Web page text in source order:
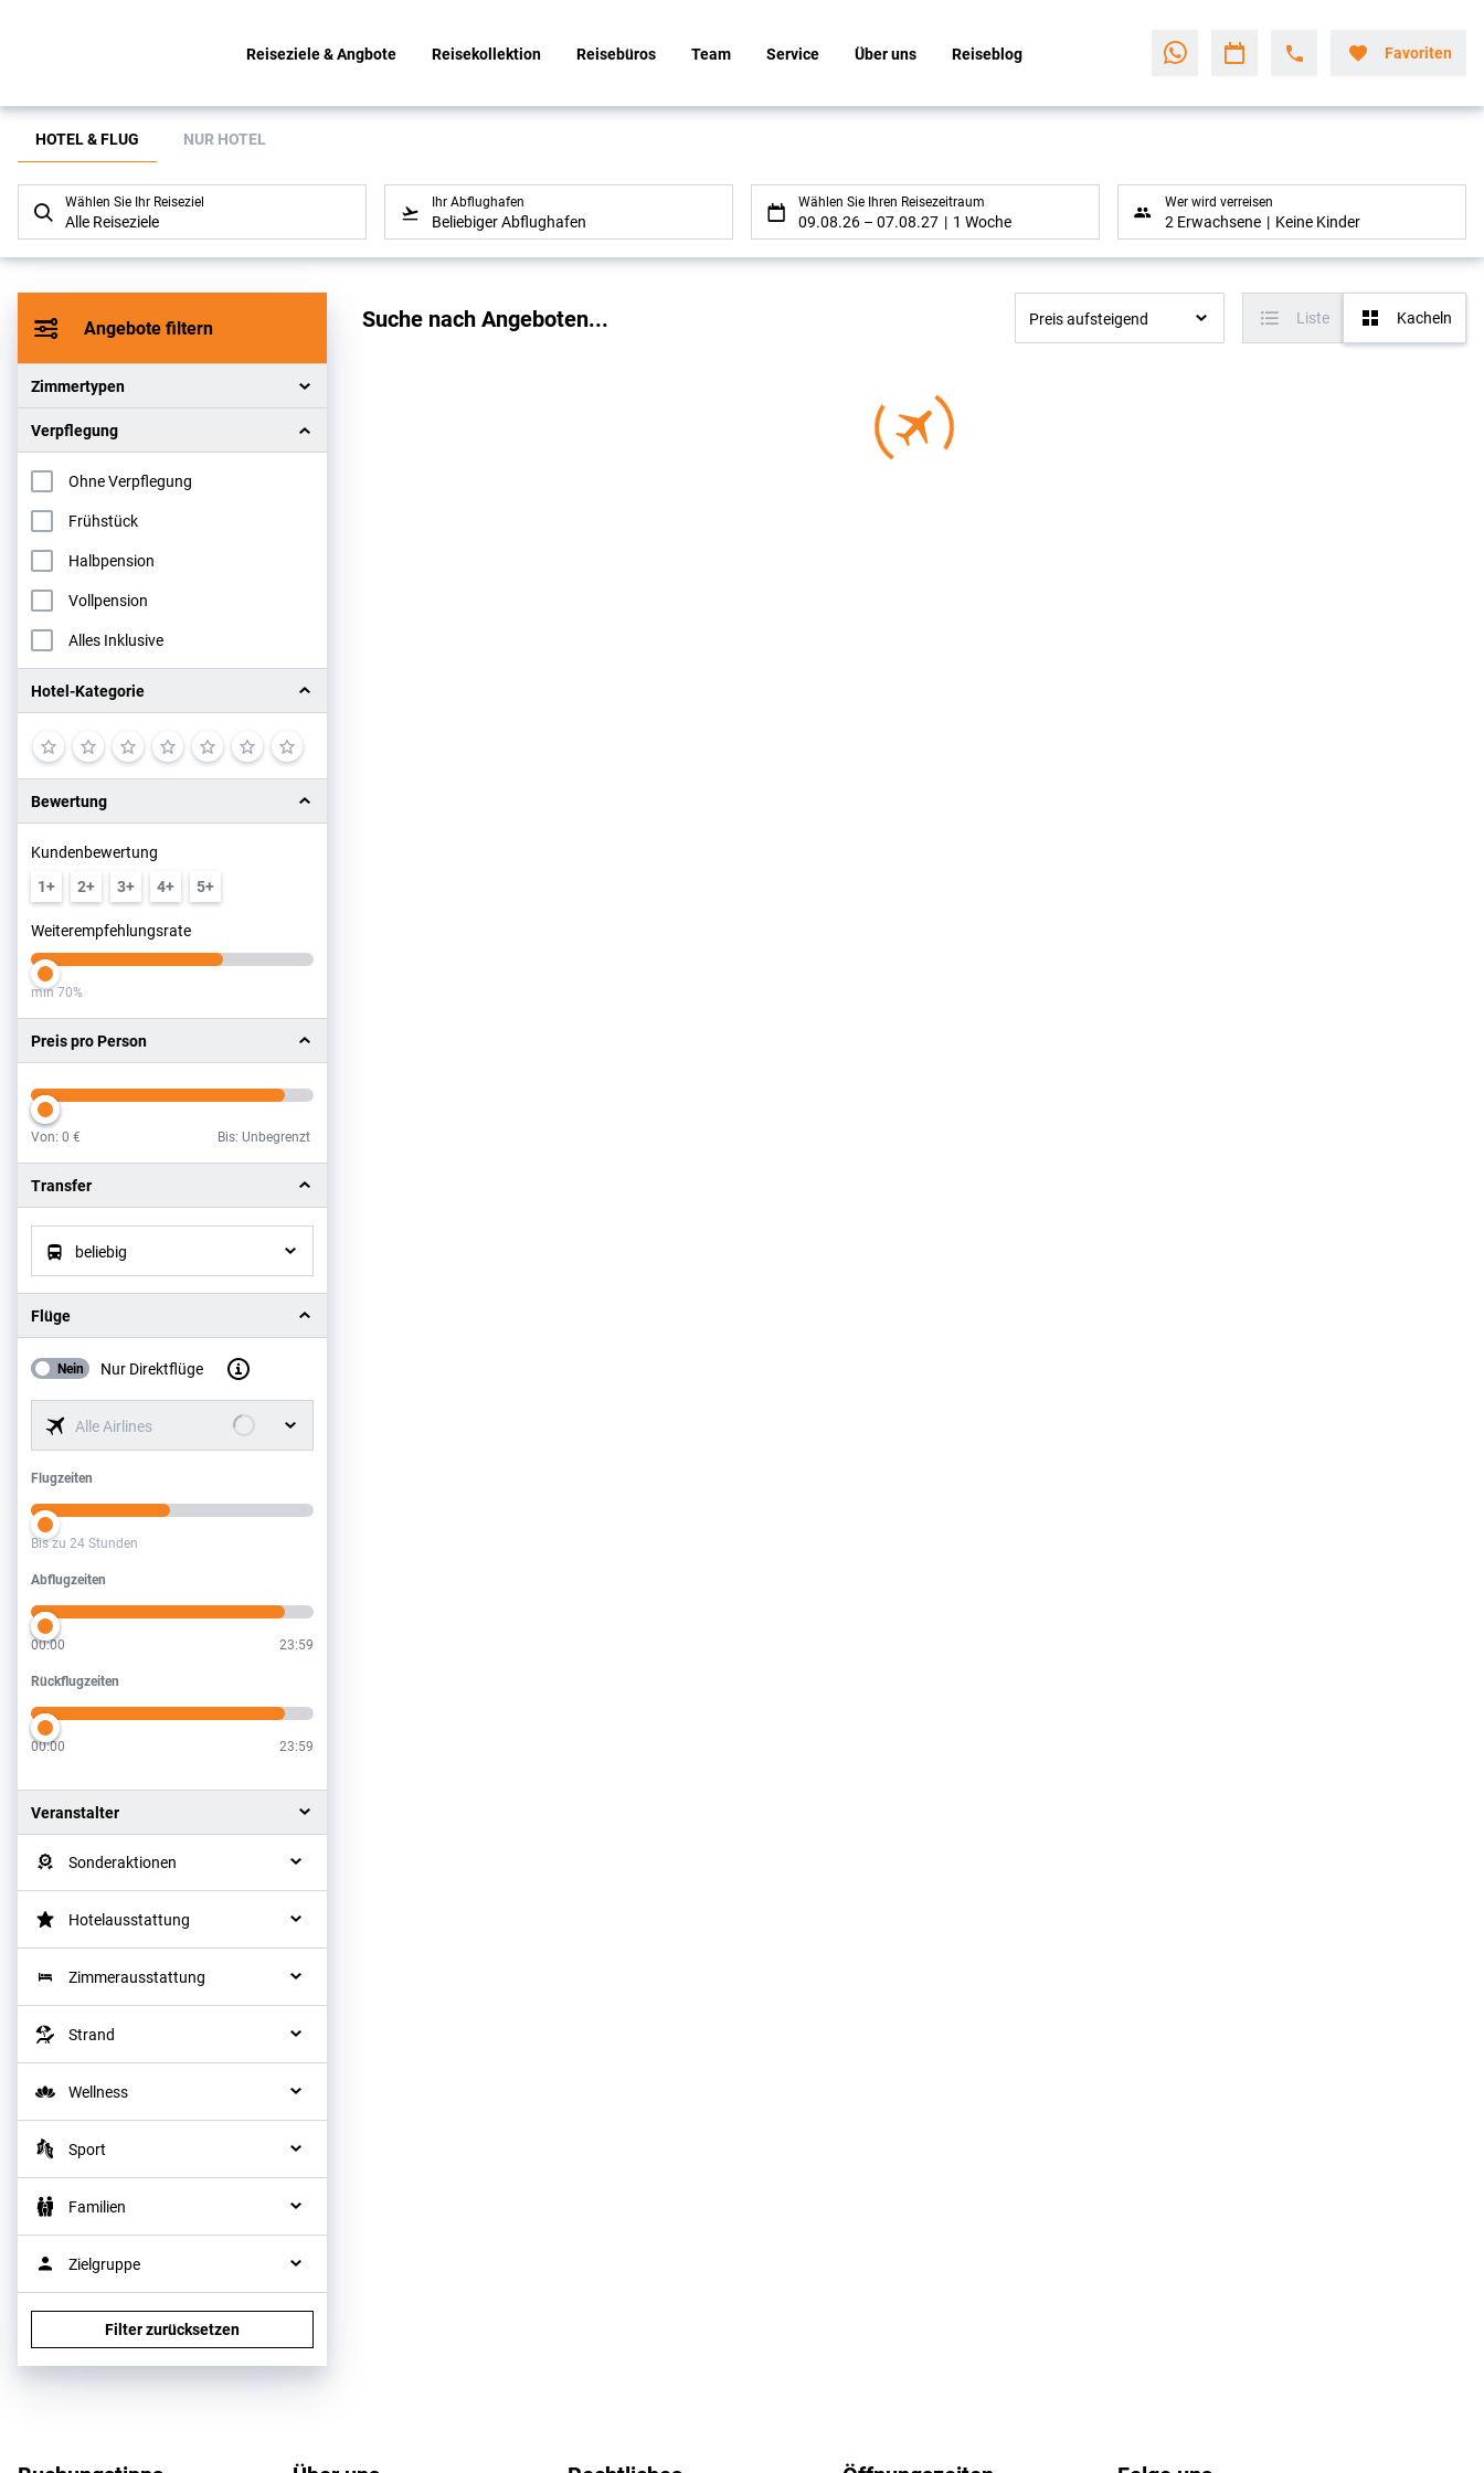
Reiseziele & Angbote Reisekollektion Reisebüros Team Service Über uns Reiseblog Favoriten
Suchlistenseite
HOTEL & FLUG NUR HOTEL
Wählen Sie Ihr Reiseziel
Alle Reiseziele
Ihr Abflughafen
Beliebiger Abflughafen
Wählen Sie Ihren Reisezeitraum
09.08.26 – 07.08.27 1 Woche
Wer wird verreisen
2 Erwachsene Keine Kinder
Angebote filtern
Zimmertypen
Verpflegung
Ohne Verpflegung
Frühstück
Halbpension
Vollpension
Alles Inklusive
Hotel-Kategorie
Bewertung
Kundenbewertung
1+
2+ 3+ 4+ 5+
Weiterempfehlungsrate
Slider
min 70%
Preis pro Person
Von: 0 € Bis: Unbegrenzt
Transfer
beliebig
Flüge
Nein Nur Direktflüge
Alle Airlines
Flugzeiten
Flugzeiten
Bis zu 24 Stunden
Abflugzeiten
Abflugzeiten
00:00 23:59
Rückflugzeiten
Rückflugzeiten
00:00 23:59
Veranstalter
Sonderaktionen
Hotelausstattung
Zimmerausstattung
Strand
Wellness
Sport
Familien
Zielgruppe
Filter zurücksetzen
Suchergebnisse
Suche nach Angeboten... Preis aufsteigend Liste Kacheln